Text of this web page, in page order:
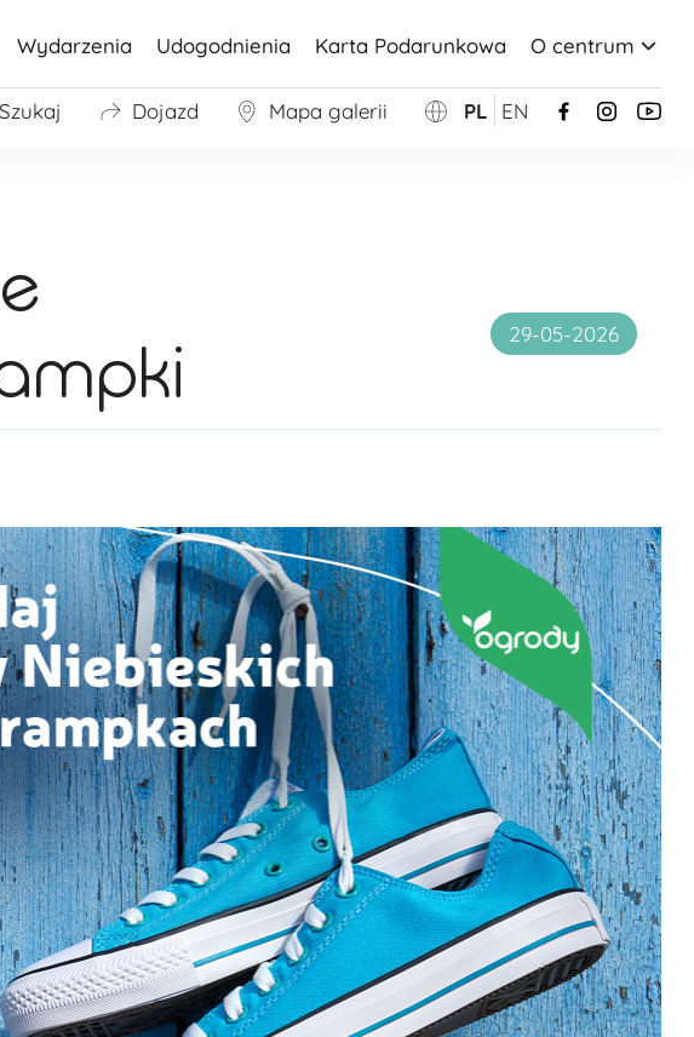
Wydarzenia Udogodnienia Karta Podarunkowa O centrum
Szukaj Dojazd Mapa galerii PL EN
29-05-2026